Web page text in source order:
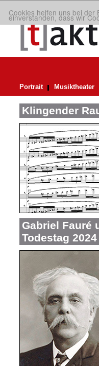
Cookies helfen uns bei der
einverstanden, dass wir
Portrait Musiktheater
Klingender
Gabriel Fauré
Todestag 2024